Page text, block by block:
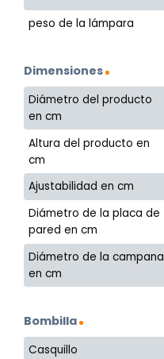
peso de la lámpara
Dimensiones
Diámetro del producto
en cm
Altura del producto en
cm
Ajustabilidad en cm
Diámetro de la placa de
pared en cm
Diámetro de la campana
en cm
Bombilla
Casquillo